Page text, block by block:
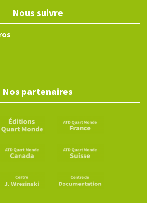
Nous suivre
Nos partenaires